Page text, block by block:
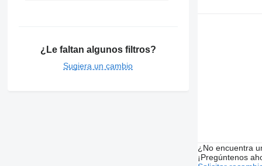
¿Le faltan algunos filtros?
Sugiera un cambio
¿No encuentra
¡Pregúntenos